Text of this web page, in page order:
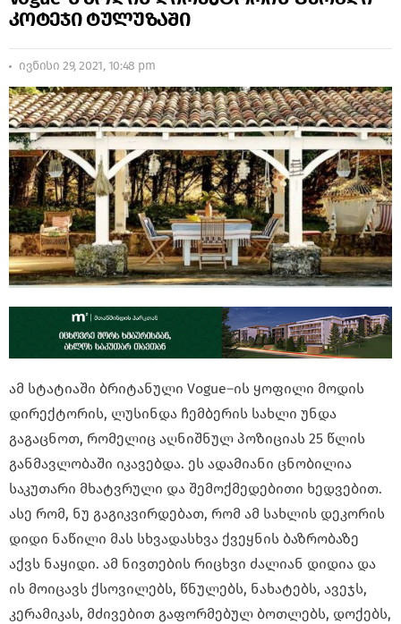
კოტეჯი ტულუზაში
ივნისი 29, 2021, 10:48 pm
ამ სტატიაში ბრიტანული Vogue–ის ყოფილი მოდის
დირექტორის, ლუსინდა ჩემბერის სახლი უნდა
გაგაცნოთ, რომელიც აღნიშნულ პოზიციას 25 წლის
განმავლობაში იკავებდა. ეს ადამიანი ცნობილია
საკუთარი მხატვრული და შემოქმედებითი ხედვებით.
ასე რომ, ნუ გაგიკვირდებათ, რომ ამ სახლის დეკორის
დიდი ნაწილი მას სხვადასხვა ქვეყნის ბაზრობაზე
აქვს ნაყიდი. ამ ნივთების რიცხვი ძალიან დიდია და
ის მოიცავს ქსოვილებს, წნულებს, ნახატებს, ავეჯს,
კერამიკას, მძივებით გაფორმებულ ბოთლებს, დოქებს,